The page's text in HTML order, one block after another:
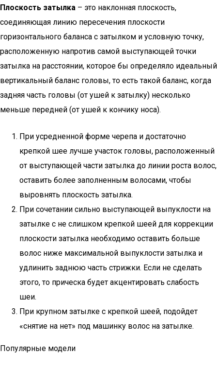
Плоскость затылка – это наклонная плоскость,
соединяющая линию пересечения плоскости
горизонтального баланса с затылком и условную точку,
расположенную напротив самой выступающей точки
затылка на расстоянии, которое бы определяло идеальный
вертикальный баланс головы, то есть такой баланс, когда
задняя часть головы (от ушей к затылку) несколько
меньше передней (от ушей к кончику носа).
При усредненной форме черепа и достаточно
крепкой шее лучше участок головы, расположенный
от выступающей части затылка до линии роста волос,
оставить более заполненным волосами, чтобы
выровнять плоскость затылка.
При сочетании сильно выступающей выпуклости на
затылке с не слишком крепкой шеей для коррекции
плоскости затылка необходимо оставить больше
волос ниже максимальной выпуклости затылка и
удлинить заднюю часть стрижки. Если не сделать
этого, то прическа будет акцентировать слабость
шеи.
При крупном затылке с крепкой шеей, подойдет
«снятие на нет» под машинку волос на затылке.
Популярные модели